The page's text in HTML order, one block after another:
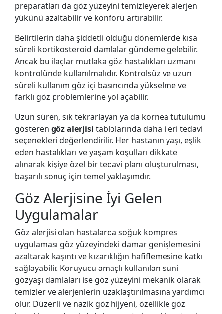
preparatları da göz yüzeyini temizleyerek alerjen
yükünü azaltabilir ve konforu artırabilir.
Belirtilerin daha şiddetli olduğu dönemlerde kısa
süreli kortikosteroid damlalar gündeme gelebilir.
Ancak bu ilaçlar mutlaka göz hastalıkları uzmanı
kontrolünde kullanılmalıdır. Kontrolsüz ve uzun
süreli kullanım göz içi basıncında yükselme ve
farklı göz problemlerine yol açabilir.
Uzun süren, sık tekrarlayan ya da kornea tutulumu
gösteren göz alerjisi tablolarında daha ileri tedavi
seçenekleri değerlendirilir. Her hastanın yaşı, eşlik
eden hastalıkları ve yaşam koşulları dikkate
alınarak kişiye özel bir tedavi planı oluşturulması,
başarılı sonuç için temel yaklaşımdır.
Göz Alerjisine İyi Gelen
Uygulamalar
Göz alerjisi olan hastalarda soğuk kompres
uygulaması göz yüzeyindeki damar genişlemesini
azaltarak kaşıntı ve kızarıklığın hafiflemesine katkı
sağlayabilir. Koruyucu amaçlı kullanılan suni
gözyaşı damlaları ise göz yüzeyini mekanik olarak
temizler ve alerjenlerin uzaklaştırılmasına yardımcı
olur. Düzenli ve nazik göz hijyeni, özellikle göz